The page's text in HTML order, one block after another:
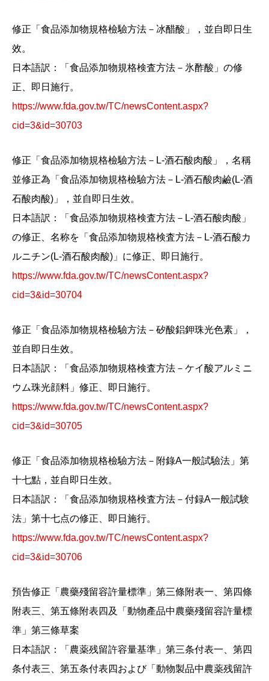
修正「食品添加物規格檢驗方法－冰醋酸」，並自即日生
效。
日本語訳：「食品添加物規格検査方法－氷酢酸」の修
正、即日施行。
https://www.fda.gov.tw/TC/newsContent.aspx?
cid=3&id=30703
修正「食品添加物規格檢驗方法－L-酒石酸肉酸」，名稱
並修正為「食品添加物規格檢驗方法－L-酒石酸肉鹼(L-酒
石酸肉酸)」，並自即日生效。
日本語訳：「食品添加物規格検査方法－L-酒石酸肉酸」
の修正、名称を「食品添加物規格検査方法－L-酒石酸カ
ルニチン(L-酒石酸肉酸)」に修正、即日施行。
https://www.fda.gov.tw/TC/newsContent.aspx?
cid=3&id=30704
修正「食品添加物規格檢驗方法－矽酸鋁鉀珠光色素」，
並自即日生效。
日本語訳：「食品添加物規格検査方法－ケイ酸アルミニ
ウム珠光顔料」修正、即日施行。
https://www.fda.gov.tw/TC/newsContent.aspx?
cid=3&id=30705
修正「食品添加物規格檢驗方法－附錄A一般試驗法」第
十七點，並自即日生效。
日本語訳：「食品添加物規格検査方法－付録A一般試験
法」第十七点の修正、即日施行。
https://www.fda.gov.tw/TC/newsContent.aspx?
cid=3&id=30706
預告修正「農藥殘留容許量標準」第三條附表一、第四條
附表三、第五條附表四及「動物產品中農藥殘留容許量標
準」第三條草案
日本語訳：「農薬残留許容量基準」第三条付表一、第四
条付表三、第五条付表四および「動物製品中農薬残留許